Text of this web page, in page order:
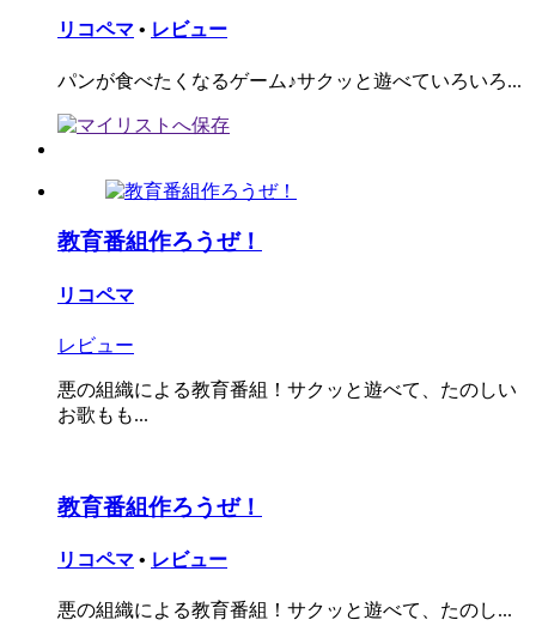
リコペマ • レビュー
パンが食べたくなるゲーム♪サクッと遊べていろいろ...
教育番組作ろうぜ！
リコペマ
レビュー
悪の組織による教育番組！サクッと遊べて、たのしい
お歌もも...
教育番組作ろうぜ！
リコペマ • レビュー
悪の組織による教育番組！サクッと遊べて、たのし...